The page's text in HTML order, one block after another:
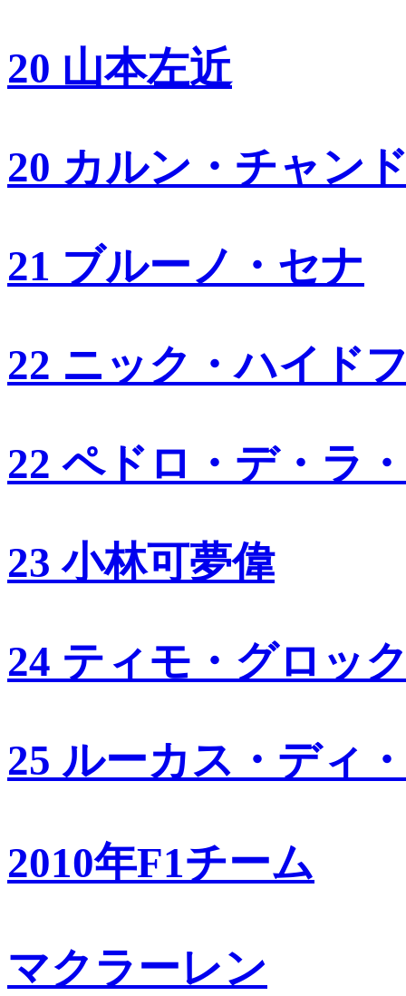
20 山本左近
20 カルン・チャン
21 ブルーノ・セナ
22 ニック・ハイド
22 ペドロ・デ・ラ
23 小林可夢偉
24 ティモ・グロッ
25 ルーカス・ディ
2010年F1チーム
マクラーレン